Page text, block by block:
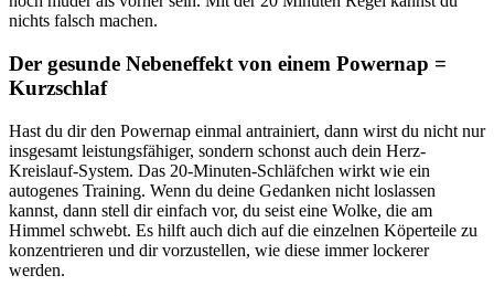
nichts falsch machen.
Der gesunde Nebeneffekt von einem Powernap =
Kurzschlaf
Hast du dir den Powernap einmal antrainiert, dann wirst du nicht nur
insgesamt leistungsfähiger, sondern schonst auch dein Herz-
Kreislauf-System. Das 20-Minuten-Schläfchen wirkt wie ein
autogenes Training. Wenn du deine Gedanken nicht loslassen
kannst, dann stell dir einfach vor, du seist eine Wolke, die am
Himmel schwebt. Es hilft auch dich auf die einzelnen Köperteile zu
konzentrieren und dir vorzustellen, wie diese immer lockerer
werden.